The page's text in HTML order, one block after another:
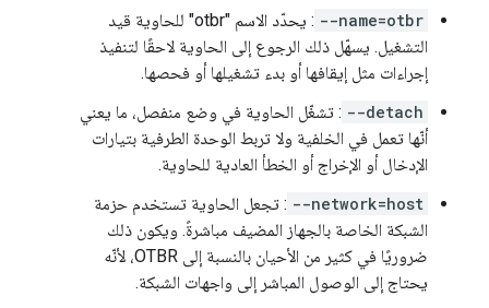
--name=otbr
: يحدّد الاسم "otbr" للحاوية قيد
التشغيل. يسهّل ذلك الرجوع إلى الحاوية لاحقًا لتنفيذ
إجراءات مثل إيقافها أو بدء تشغيلها أو فحصها.
--detach : تشغّل الحاوية في وضع منفصل، ما يعني
أنّها تعمل في الخلفية ولا تربط الوحدة الطرفية بتيارات
الإدخال أو الإخراج أو الخطأ العادية للحاوية.
--network=host : تجعل الحاوية تستخدم حزمة
الشبكة الخاصة بالجهاز المضيف مباشرةً. ويكون ذلك
ضروريًا في كثير من الأحيان بالنسبة إلى OTBR، لأنّه
يحتاج إلى الوصول المباشر إلى واجهات الشبكة.